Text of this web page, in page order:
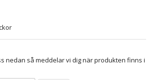
nedan så meddelar vi dig när produkten finns i